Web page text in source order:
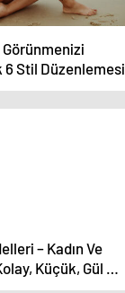
Görünmenizi
6 Stil Düzenlemesi
– Kadın Ve
Küçük, Gül Ve
Modelleri